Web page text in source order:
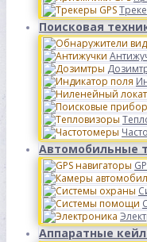
Поисковая
Автомобильные
Аппаратные